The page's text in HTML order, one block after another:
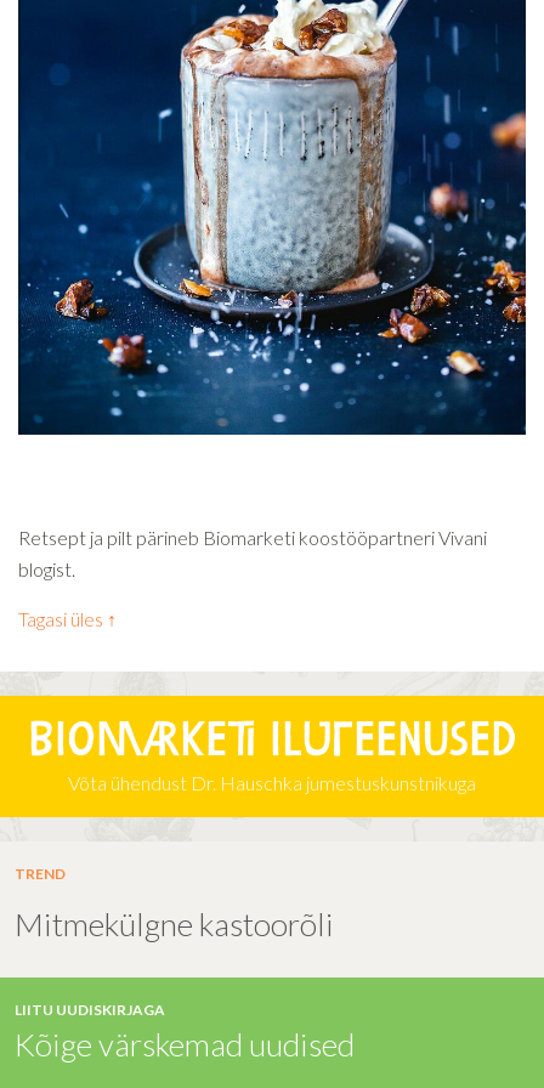
Retsept ja pilt pärineb Biomarketi koostööpartneri Vivani
blogist.
Tagasi üles ↑
Biomarketi iluteenused
Võta ühendust Dr. Hauschka jumestuskunstnikuga
TREND
Mitmekülgne kastoorõli
LIITU UUDISKIRJAGA
Kõige värskemad uudised